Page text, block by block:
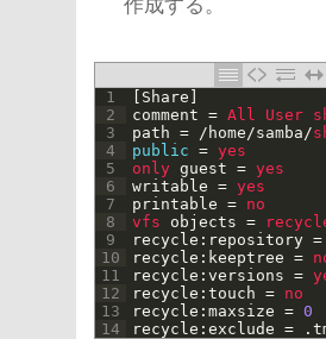
作成する。
1
2
3
4
5
6
7
8
9
10
11
12
13
14
[ Share ]
comment = All User
path = / home /samba /
public = yes
only guest = yes
writable = yes
printable = no
vfs objects =
recycle : repository =
recycle : keeptree =
recycle : versions =
recycle : touch = no
recycle : maxsize = 0
recycle : exclude = .